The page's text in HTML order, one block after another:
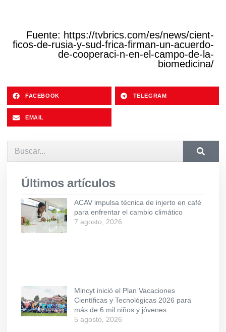
Fuente: https://tvbrics.com/es/news/cient-
ficos-de-rusia-y-sud-frica-firman-un-acuerdo-
de-cooperaci-n-en-el-campo-de-la-
biomedicina/
FACEBOOK TELEGRAM
EMAIL
Últimos artículos
ACAV impulsa técnica de injerto en café
para enfrentar el cambio climático
7 agosto, 2026
Mincyt inició el Plan Vacaciones
Científicas y Tecnológicas 2026 para
más de 6 mil niños y jóvenes
5 agosto, 2026